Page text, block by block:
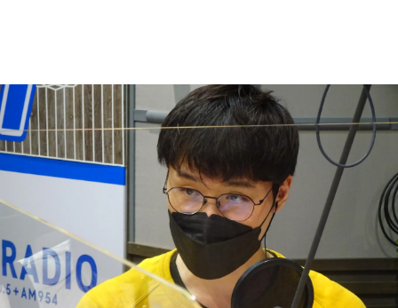
YouTube
会社情報